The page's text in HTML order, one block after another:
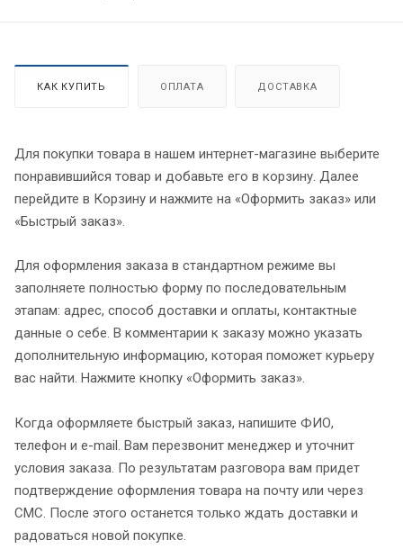
КАК КУПИТЬ ОПЛАТА ДОСТАВКА
Для покупки товара в нашем интернет-магазине выберите
понравившийся товар и добавьте его в корзину. Далее
перейдите в Корзину и нажмите на «Оформить заказ» или
«Быстрый заказ».
Для оформления заказа в стандартном режиме вы
заполняете полностью форму по последовательным
этапам: адрес, способ доставки и оплаты, контактные
данные о себе. В комментарии к заказу можно указать
дополнительную информацию, которая поможет курьеру
вас найти. Нажмите кнопку «Оформить заказ».
Когда оформляете быстрый заказ, напишите ФИО,
телефон и e-mail. Вам перезвонит менеджер и уточнит
условия заказа. По результатам разговора вам придет
подтверждение оформления товара на почту или через
СМС. После этого останется только ждать доставки и
радоваться новой покупке.